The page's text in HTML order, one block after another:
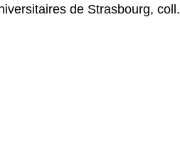
de Strasbourg, coll.